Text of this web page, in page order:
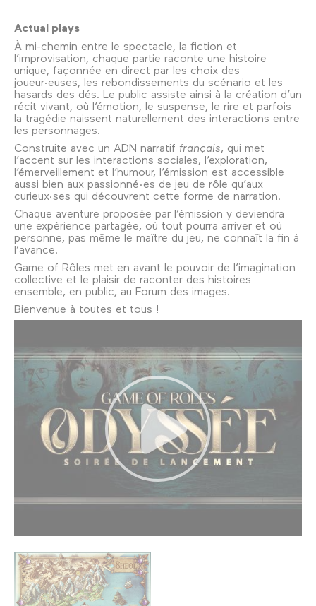
Actual plays
À mi-chemin entre le spectacle, la fiction et
l’improvisation, chaque partie raconte une histoire
unique, façonnée en direct par les choix des
joueur·euses, les rebondissements du scénario et les
hasards des dés. Le public assiste ainsi à la création d’un
récit vivant, où l’émotion, le suspense, le rire et parfois
la tragédie naissent naturellement des interactions entre
les personnages.
Construite avec un ADN narratif français, qui met
l’accent sur les interactions sociales, l’exploration,
l’émerveillement et l’humour, l’émission est accessible
aussi bien aux passionné·es de jeu de rôle qu’aux
curieux·ses qui découvrent cette forme de narration.
Chaque aventure proposée par l’émission y deviendra
une expérience partagée, où tout pourra arriver et où
personne, pas même le maître du jeu, ne connaît la fin à
l’avance.
Game of Rôles met en avant le pouvoir de l’imagination
collective et le plaisir de raconter des histoires
ensemble, en public, au Forum des images.
Bienvenue à toutes et tous !